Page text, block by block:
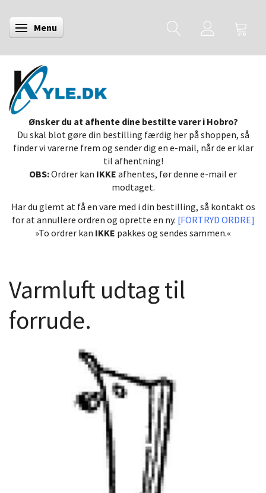
Skifte navigation
Menu
Ønsker du at afhente dine bestilte varer i Hobro?
Du skal blot gøre din bestilling færdig her på shoppen, så
finder vi varerne frem og sender dig en e-mail, når de er klar
til afhentning!
OBS:Ordrer kan IKKE afhentes, før denne e-mail er
modtaget.
Har du glemt at få en vare med i din bestilling, så kontakt os
for at annullere ordren og oprette en ny. [FORTRYD ORDRE]
»To ordrer kan IKKE pakkes og sendes sammen.«
Varmluft udtag til
forrude.